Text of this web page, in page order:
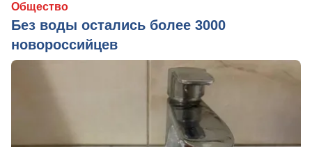
Общество
Без воды остались более 3000
новороссийцев